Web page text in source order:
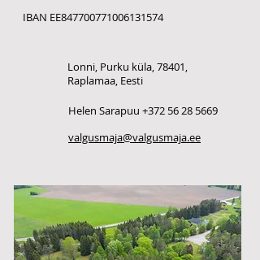
IBAN EE847700771006131574
Lonni, Purku küla, 78401,
Raplamaa, Eesti
Helen Sarapuu +372 56 28 5669
valgusmaja@valgusmaja.ee